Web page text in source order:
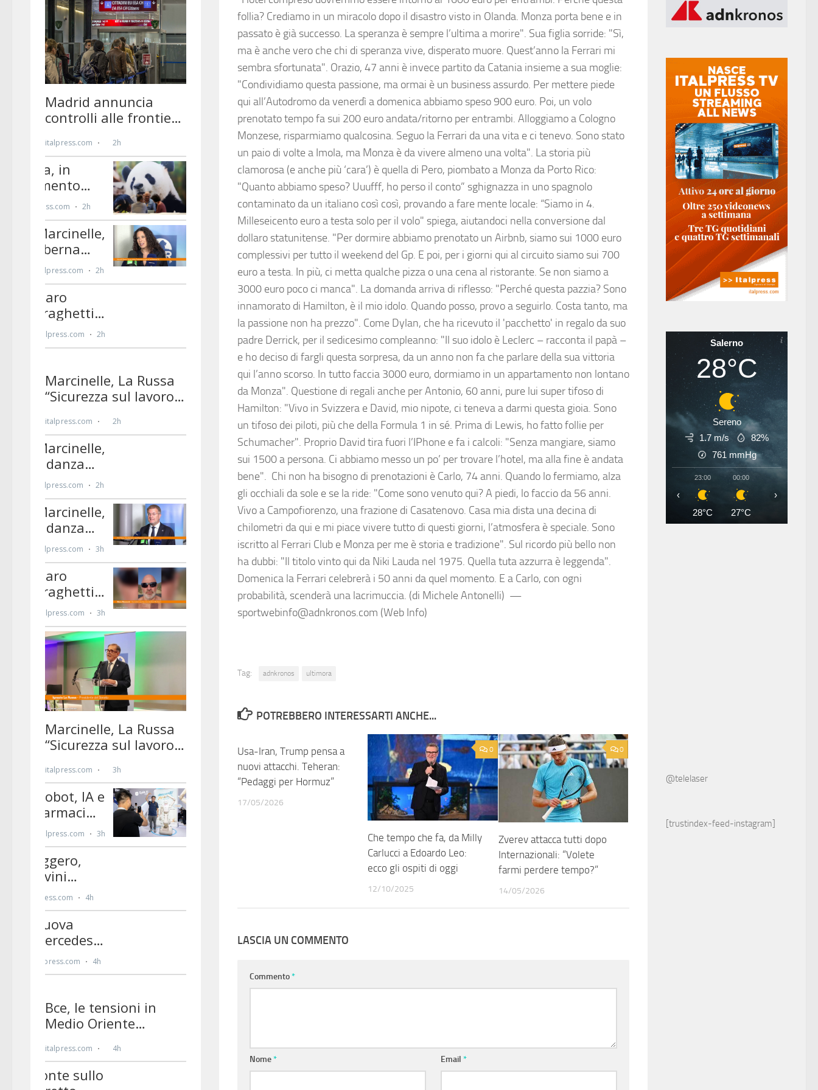
follia? Crediamo in un miracolo dopo il disastro visto in Olanda. Monza porta bene e in
passato è già successo. La speranza è sempre l’ultima a morire". Sua figlia sorride: "Sì,
ma è anche vero che chi di speranza vive, disperato muore. Quest’anno la Ferrari mi
sembra sfortunata". Orazio, 47 anni è invece partito da Catania insieme a sua moglie:
"Condividiamo questa passione, ma ormai è un business assurdo. Per mettere piede
qui all’Autodromo da venerdì a domenica abbiamo speso 900 euro. Poi, un volo
prenotato tempo fa sui 200 euro andata/ritorno per entrambi. Alloggiamo a Cologno
Monzese, risparmiamo qualcosina. Seguo la Ferrari da una vita e ci tenevo. Sono stato
un paio di volte a Imola, ma Monza è da vivere almeno una volta". La storia più
clamorosa (e anche più ‘cara’) è quella di Pero, piombato a Monza da Porto Rico:
"Quanto abbiamo speso? Uuufff, ho perso il conto” sghignazza in uno spagnolo
contaminato da un italiano così così, provando a fare mente locale: “Siamo in 4.
Milleseicento euro a testa solo per il volo" spiega, aiutandoci nella conversione dal
dollaro statunitense. "Per dormire abbiamo prenotato un Airbnb, siamo sui 1000 euro
complessivi per tutto il weekend del Gp. E poi, per i giorni qui al circuito siamo sui 700
euro a testa. In più, ci metta qualche pizza o una cena al ristorante. Se non siamo a
3000 euro poco ci manca". La domanda arriva di riflesso: "Perché questa pazzia? Sono
innamorato di Hamilton, è il mio idolo. Quando posso, provo a seguirlo. Costa tanto, ma
la passione non ha prezzo". Come Dylan, che ha ricevuto il 'pacchetto' in regalo da suo
padre Derrick, per il sedicesimo compleanno: "Il suo idolo è Leclerc – racconta il papà –
e ho deciso di fargli questa sorpresa, da un anno non fa che parlare della sua vittoria
qui l’anno scorso. In tutto faccia 3000 euro, dormiamo in un appartamento non lontano
da Monza". Questione di regali anche per Antonio, 60 anni, pure lui super tifoso di
Hamilton: "Vivo in Svizzera e David, mio nipote, ci teneva a darmi questa gioia. Sono
un tifoso dei piloti, più che della Formula 1 in sé. Prima di Lewis, ho fatto follie per
Schumacher". Proprio David tira fuori l’IPhone e fa i calcoli: "Senza mangiare, siamo
sui 1500 a persona. Ci abbiamo messo un po’ per trovare l’hotel, ma alla fine è andata
bene". Chi non ha bisogno di prenotazioni è Carlo, 74 anni. Quando lo fermiamo, alza
gli occhiali da sole e se la ride: "Come sono venuto qui? A piedi, lo faccio da 56 anni.
Vivo a Campofiorenzo, una frazione di Casatenovo. Casa mia dista una decina di
chilometri da qui e mi piace vivere tutto di questi giorni, l’atmosfera è speciale. Sono
iscritto al Ferrari Club e Monza per me è storia e tradizione". Sul ricordo più bello non
ha dubbi: "Il titolo vinto qui da Niki Lauda nel 1975. Quella tuta azzurra è leggenda".
Domenica la Ferrari celebrerà i 50 anni da quel momento. E a Carlo, con ogni
probabilità, scenderà una lacrimuccia. (di Michele Antonelli) —
sportwebinfo@adnkronos.com (Web Info)
Tag: adnkronos ultimora
POTREBBERO INTERESSARTI ANCHE...
Usa-Iran, Trump pensa a
nuovi attacchi. Teheran:
“Pedaggi per Hormuz”
17/05/2026
0
Che tempo che fa, da Milly
Carlucci a Edoardo Leo:
ecco gli ospiti di oggi
12/10/2025
0
Zverev attacca tutti dopo
Internazionali: “Volete
farmi perdere tempo?”
14/05/2026
LASCIA UN COMMENTO
Commento*
Nome* Email*
Salerno
28°C
Sereno
1.7 m/s
82%
761 mmHg
23:00
28°C
00:00
27°C
‹ ›
@telelaser
[trustindex-feed-instagram]